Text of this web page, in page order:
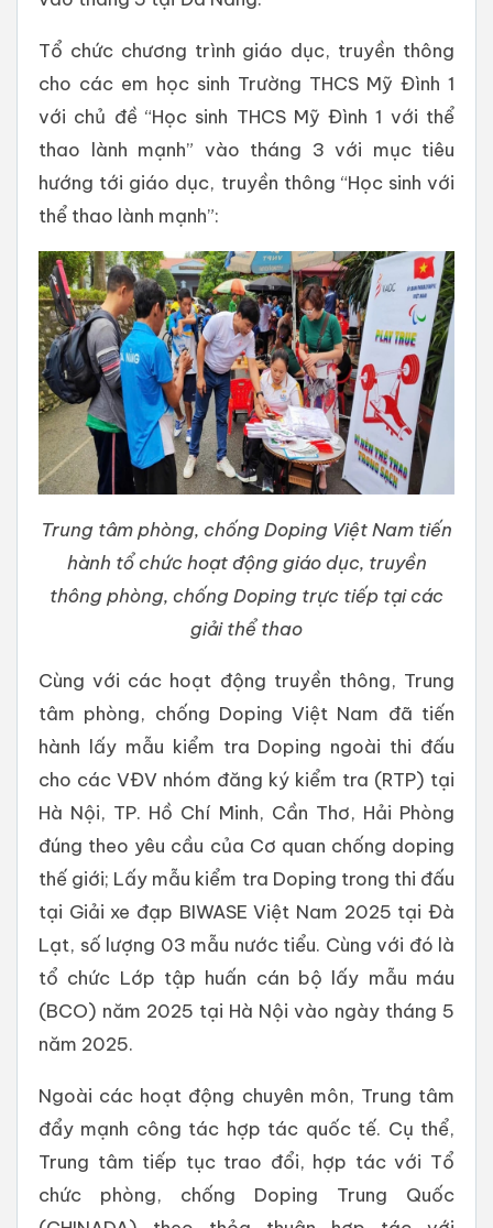
Tổ chức chương trình giáo dục, truyền thông
cho các em học sinh Trường THCS Mỹ Đình 1
với chủ đề “Học sinh THCS Mỹ Đình 1 với thể
thao lành mạnh” vào tháng 3 với mục tiêu
hướng tới giáo dục, truyền thông “Học sinh với
thể thao lành mạnh”:
Trung tâm phòng, chống Doping Việt Nam tiến
hành tổ chức hoạt động giáo dục, truyền
thông phòng, chống Doping trực tiếp tại các
giải thể thao
Cùng với các hoạt động truyền thông, Trung
tâm phòng, chống Doping Việt Nam đã tiến
hành lấy mẫu kiểm tra Doping ngoài thi đấu
cho các VĐV nhóm đăng ký kiểm tra (RTP) tại
Hà Nội, TP. Hồ Chí Minh, Cần Thơ, Hải Phòng
đúng theo yêu cầu của Cơ quan chống doping
thế giới; Lấy mẫu kiểm tra Doping trong thi đấu
tại Giải xe đạp BIWASE Việt Nam 2025 tại Đà
Lạt, số lượng 03 mẫu nước tiểu. Cùng với đó là
tổ chức Lớp tập huấn cán bộ lấy mẫu máu
(BCO) năm 2025 tại Hà Nội vào ngày tháng 5
năm 2025.
Ngoài các hoạt động chuyên môn, Trung tâm
đẩy mạnh công tác hợp tác quốc tế. Cụ thể,
Trung tâm tiếp tục trao đổi, hợp tác với Tổ
chức phòng, chống Doping Trung Quốc